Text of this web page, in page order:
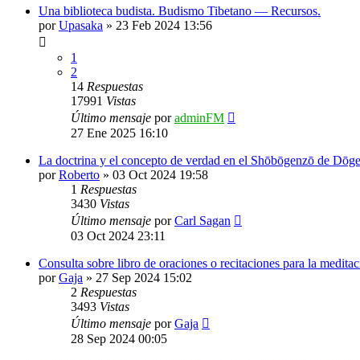
Una biblioteca budista. Budismo Tibetano — Recursos.
porUpasaka » 23 Feb 2024 13:56
1
2
14 Respuestas
17991 Vistas
Último mensaje poradminFM
27 Ene 2025 16:10
La doctrina y el concepto de verdad en el Shōbōgenzō de
porRoberto » 03 Oct 2024 19:58
1 Respuestas
3430 Vistas
Último mensaje porCarl Sagan
03 Oct 2024 23:11
Consulta sobre libro de oraciones o recitaciones para la
porGaja » 27 Sep 2024 15:02
2 Respuestas
3493 Vistas
Último mensaje porGaja
28 Sep 2024 00:05